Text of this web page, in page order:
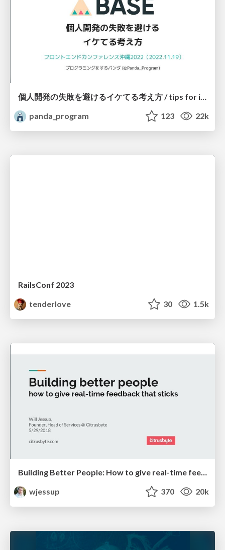
個人開発の失敗を避けるイケてる考え方 / tips for indie hackers
panda_program
123 22k
RailsConf 2023
tenderlove
30 1.5k
Building Better People: How to give real-time feedback that sticks.
wjessup
370 20k